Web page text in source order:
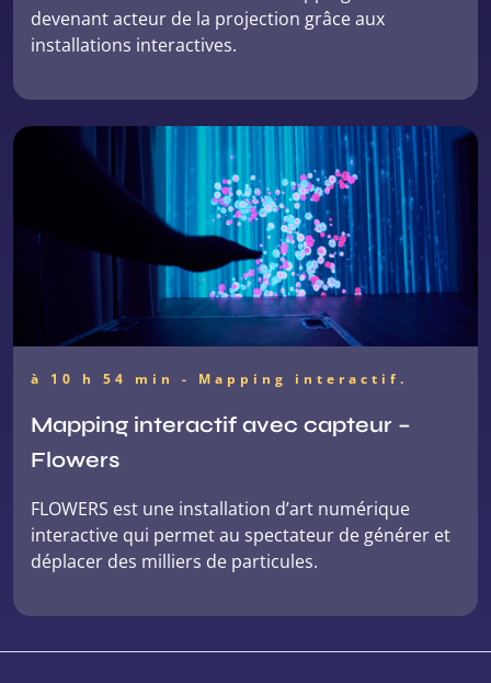
devenant acteur de la projection grâce aux
installations interactives.
à 10 h 54 min - Mapping interactif.
Mapping interactif avec capteur –
Flowers
FLOWERS est une installation d’art numérique
interactive qui permet au spectateur de générer et
déplacer des milliers de particules.